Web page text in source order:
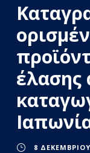
8 ΔΕΚΕΜΒΡΊΟΥ